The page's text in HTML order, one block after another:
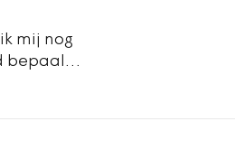
mij nog
bepaalde